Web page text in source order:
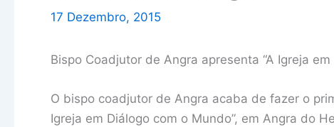
17 Dezembro, 2015
Bispo Coadjutor de Angra apresenta “A Igreja
O bispo coadjutor de Angra acaba de fazer o
Igreja em Diálogo com o Mundo”, em Angra do